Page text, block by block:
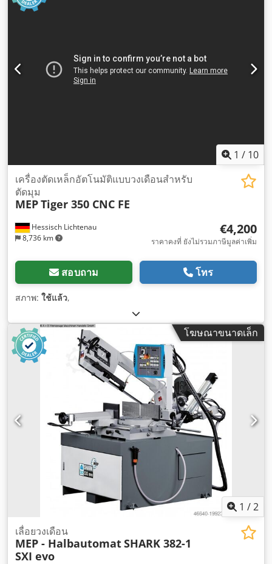
1 / 10
Hessisch Lichtenau
8,736 km
เครื่องตัดเหล็กอัตโนมัติแบบวงเดือนสำหรับ
ตัดมุม
MEPTiger 350 CNC FE
€4,200
ราคาคงที่ ยังไม่รวมภาษีมูลค่าเพิ่ม
สอบถาม โทร
สภาพ: ใช้แล้ว,
โฆษณาขนาดเล็ก
1 /2
เลื่อยวงเดือน
MEP - HalbautomatSHARK 382-1
SXI evo